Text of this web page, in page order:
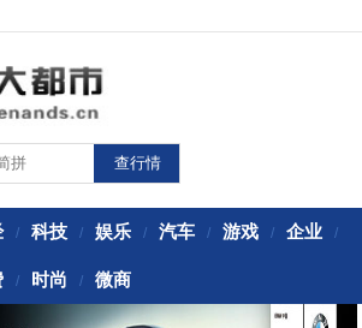
/ 科技 / 娱乐 / 汽车 / 游戏 / 企业 /
/ 时尚 / 微商